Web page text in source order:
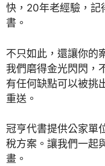
快，20年老經驗，記
書。
不只如此，還讓你的
我們磨得金光閃閃，
有任何缺點可以被挑
重送。
冠亨代書提供公家單
稅方案。讓我們一起
畫。